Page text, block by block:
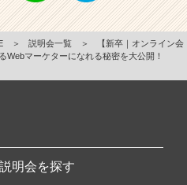
＞ 説明会一覧 ＞
【新卒｜オンライン会
マーケターになれる秘密を大公開！
説明会を探す